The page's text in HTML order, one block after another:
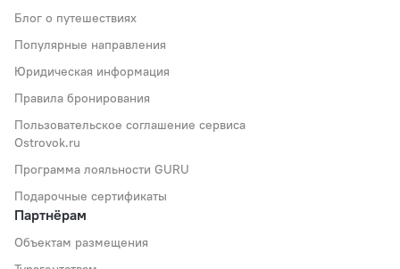
Блог о путешествиях
Популярные направления
Юридическая информация
Правила бронирования
Пользовательское соглашение сервиса
Ostrovok.ru
Программа лояльности GURU
Подарочные сертификаты
Партнёрам
Объектам размещения